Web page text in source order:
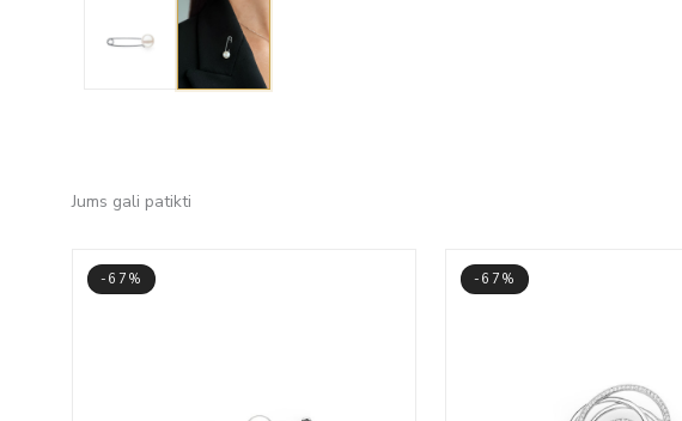
Jums gali patikti
-67% -67%